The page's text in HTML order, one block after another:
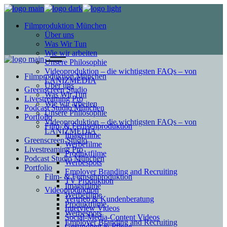
Filmproduktion München
Über uns
Was Wir Tun
Wie wir arbeiten
Unsere Philosophie
Videoproduktion – die wichtigsten FAQs – von
LANIZMEDIA
Greenscreen Studio
Livestreaming Pro
Podcast Studio München
Portfolio
Film- & Fernsehproduktion
Imagefilme
Werbefilme
Produktfilme
Werbespots
Employer Branding and Recruiting
TV Produktion
Videoproduktion
Vertrieb & Kundenberatung
Interview Videos
Social-Media-Content Videos
Filmproduktion München
Über uns
Was Wir Tun
Wie wir arbeiten
Unsere Philosophie
Videoproduktion – die wichtigsten FAQs – von
LANIZMEDIA
Greenscreen Studio
Livestreaming Pro
Podcast Studio München
Portfolio
Film- & Fernsehproduktion
Imagefilme
Werbefilme
Produktfilme
Werbespots
Employer Branding and Recruiting